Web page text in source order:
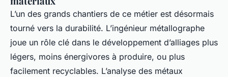
L’un des grands chantiers de ce métier est désormais
tourné vers la durabilité. L’ingénieur métallographe
joue un rôle clé dans le développement d’alliages plus
légers, moins énergivores à produire, ou plus
facilement recyclables. L’analyse des métaux